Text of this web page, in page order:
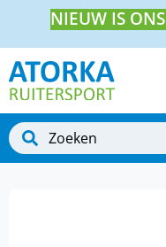
NIEUW IS ONS